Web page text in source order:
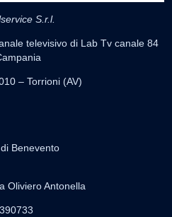
S.r.l.
televisivo di Lab Tv canale 84
– Torrioni (AV)
Benevento
Oliviero Antonella